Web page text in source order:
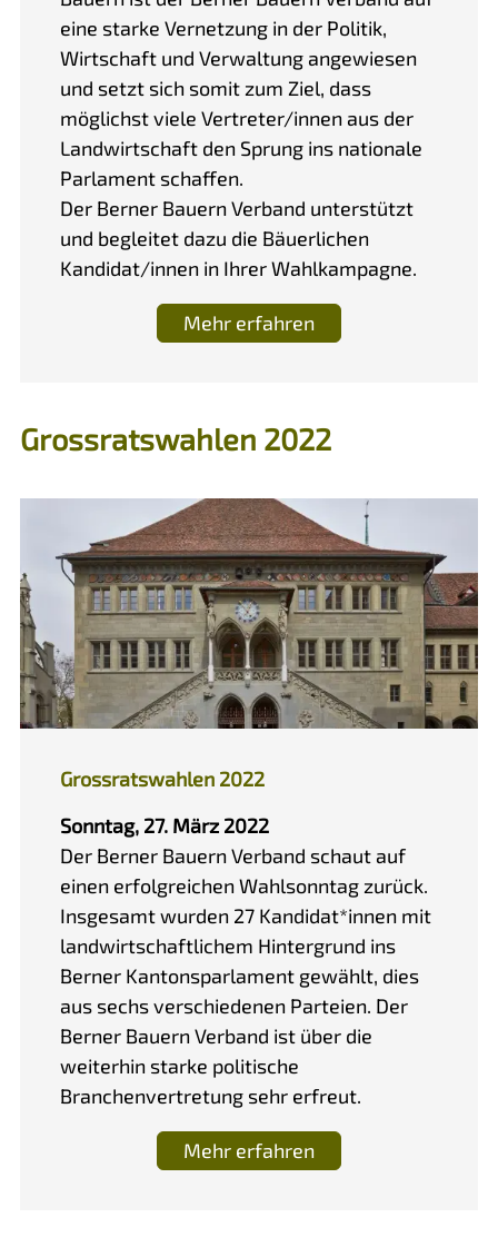
eine starke Vernetzung in der Politik,
Wirtschaft und Verwaltung angewiesen
und setzt sich somit zum Ziel, dass
möglichst viele Vertreter/innen aus der
Landwirtschaft den Sprung ins nationale
Parlament schaffen.
Der Berner Bauern Verband unterstützt
und begleitet dazu die Bäuerlichen
Kandidat/innen in Ihrer Wahlkampagne.
Mehr erfahren
Grossratswahlen 2022
Grossratswahlen 2022
Sonntag, 27. März 2022
Der Berner Bauern Verband schaut auf
einen erfolgreichen Wahlsonntag zurück.
Insgesamt wurden 27 Kandidat*innen mit
landwirtschaftlichem Hintergrund ins
Berner Kantonsparlament gewählt, dies
aus sechs verschiedenen Parteien. Der
Berner Bauern Verband ist über die
weiterhin starke politische
Branchenvertretung sehr erfreut.
Mehr erfahren